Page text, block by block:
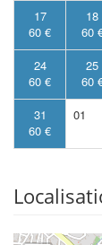
17
60 €
18
60
24
60 €
25
60
31
60 €
01